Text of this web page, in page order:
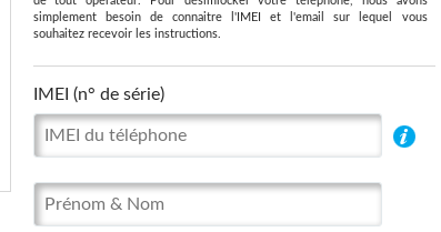
simplement besoin de connaitre l'IMEI et l'email sur lequel vous
souhaitez recevoir les instructions.
IMEI (n° de série)